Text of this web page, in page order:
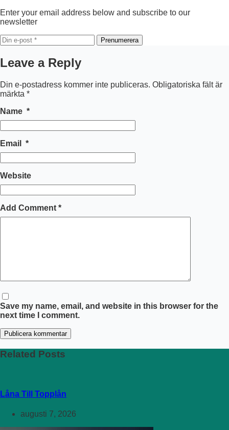
Enter your email address below and subscribe to our
newsletter
Prenumerera
Leave a Reply
Din e-postadress kommer inte publiceras. Obligatoriska fält är
märkta *
Name *
Email *
Website
Add Comment *
Save my name, email, and website in this browser for the
next time I comment.
Publicera kommentar
Related Posts
Låna Till Topplån
augusti 7, 2026